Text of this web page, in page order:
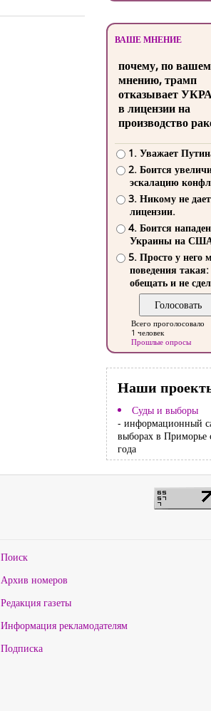
ВАШЕ МНЕНИЕ
почему, по
мнению, трамп
отказывает
в лицензии на
производство
1. Уважает
2. Боится
эскалацию
3. Никому не
лицензии.
4. Боится
Украины на
5. Просто у него
поведения такая:
обещать и не
Всего проголосовало
1 человек
Прошлые опросы
Наши
Суды и выборы
- информационный
выборах в Приморье
года
Поиск
Архив номеров
Редакция газеты
Информация рекламодателям
Подписка